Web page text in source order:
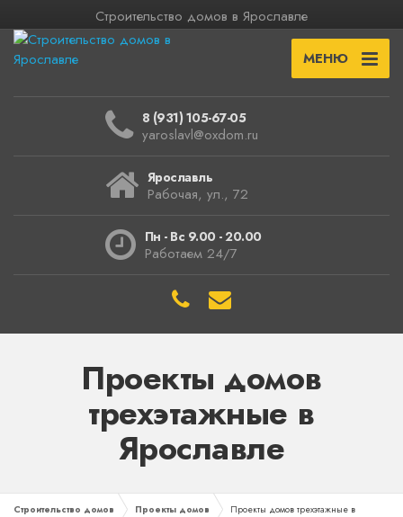
Строительство домов в Ярославле
МЕНЮ
8 (931) 105-67-05
yaroslavl@oxdom.ru
Ярославль
Рабочая, ул., 72
Пн - Вс 9.00 - 20.00
Работаем 24/7
Проекты домов
трехэтажные в
Ярославле
Строительство домов Проекты домов
Проекты домов трехэтажные в